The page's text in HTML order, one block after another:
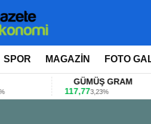
SPOR MAGAZİN FOTO
GÜMÜŞ GRAM
117,773,23%